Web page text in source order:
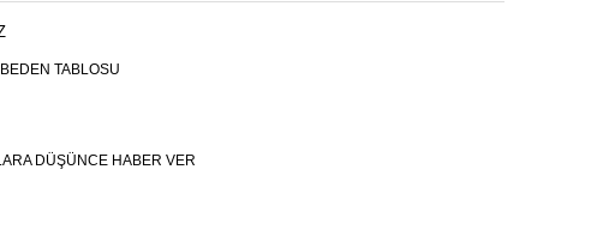
BEDEN TABLOSU
DÜŞÜNCE HABER VER